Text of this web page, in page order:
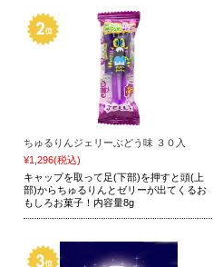
ちゅるりんジェリーぶどう味 ３０入
¥1,296(税込)
キャップを取って足(下部)を押すと頭(上
部)からちゅるりんとゼリーが出てくるお
もしろお菓子！内容量8g